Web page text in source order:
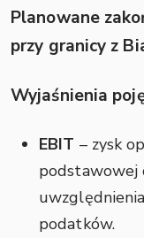
Planowane
przy granicy z
Wyjaśnienia
EBIT – zysk
podstawowej
podatków.